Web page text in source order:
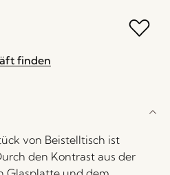
finden
von Beistelltisch ist
den Kontrast aus der